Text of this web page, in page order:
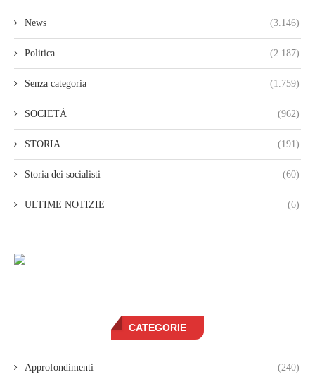
News (3.146)
Politica (2.187)
Senza categoria (1.759)
SOCIETÀ (962)
STORIA (191)
Storia dei socialisti (60)
ULTIME NOTIZIE (6)
CATEGORIE
Approfondimenti (240)